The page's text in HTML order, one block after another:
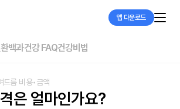
앱 다운로드
백과건강 FAQ건강비법
름 비용•금액
은 얼마인가요?